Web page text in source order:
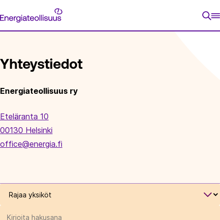
suoraan
Energiateollisuus
ETUSIVU
Yhteystiedot
Energiateollisuus ry
Eteläranta 10
00130 Helsinki
office@energia.fi